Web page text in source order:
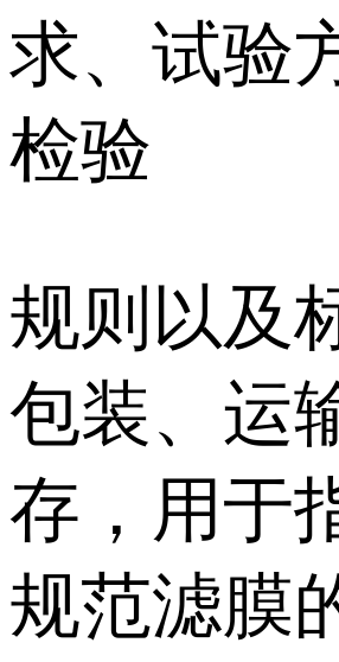
求、试验
检验
规则以及
包装、运
存，用于
规范滤膜